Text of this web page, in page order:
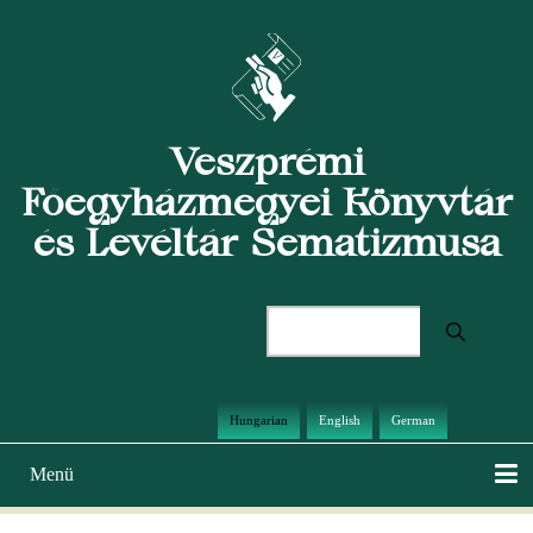
Veszprémi
Főegyházmegyei Könyvtár
és Levéltár Sematizmusa
Hungarian English German
Main
Menü